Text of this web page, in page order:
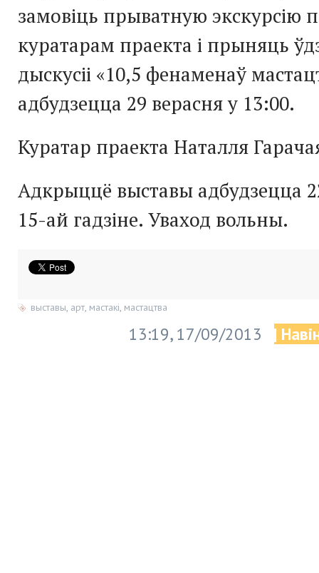
замовіць прыватную экскурсію
куратарам праекта і прыняць
дыскусіі «10,5 фенаменаў
адбудзецца 29 верасня у 13:00.
Куратар праекта Наталля
Адкрыццё выставы адбудзецца
15-ай гадзіне. Уваход вольны.
выставы арт мастакі мастацтва
13:19, 17/09/2013 |